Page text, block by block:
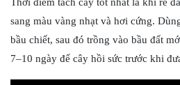
Thời điểm tách cây tốt nhất là khi rễ
sang màu vàng nhạt và hơi cứng.
bầu chiết, sau đó trồng vào bầu đất
7–10 ngày để cây hồi sức trước khi